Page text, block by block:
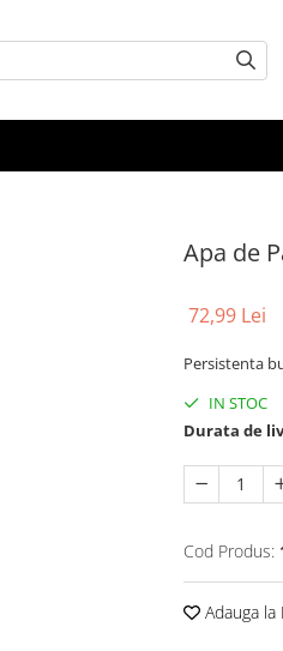
Apa de
72,99 Lei
Persistenta
IN STOC
Durata de
Cod Produs:
Adauga la